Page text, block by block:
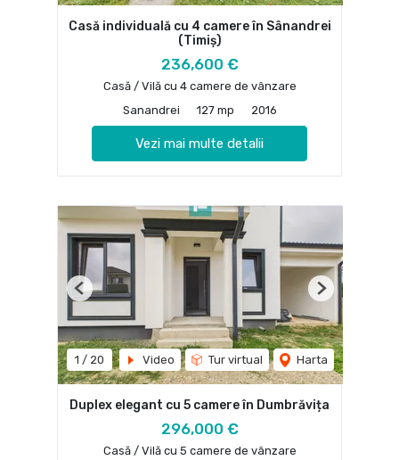
Casă individuală cu 4 camere în Sânandrei
(Timiș)
236,600 €
Casă / Vilă cu 4 camere de vânzare
Sanandrei
127 mp 2016
Vezi mai multe detalii
1 / 20 Video Tur virtual Harta
Previous Next
Duplex elegant cu 5 camere în Dumbrăvița
296,000 €
Casă / Vilă cu 5 camere de vânzare